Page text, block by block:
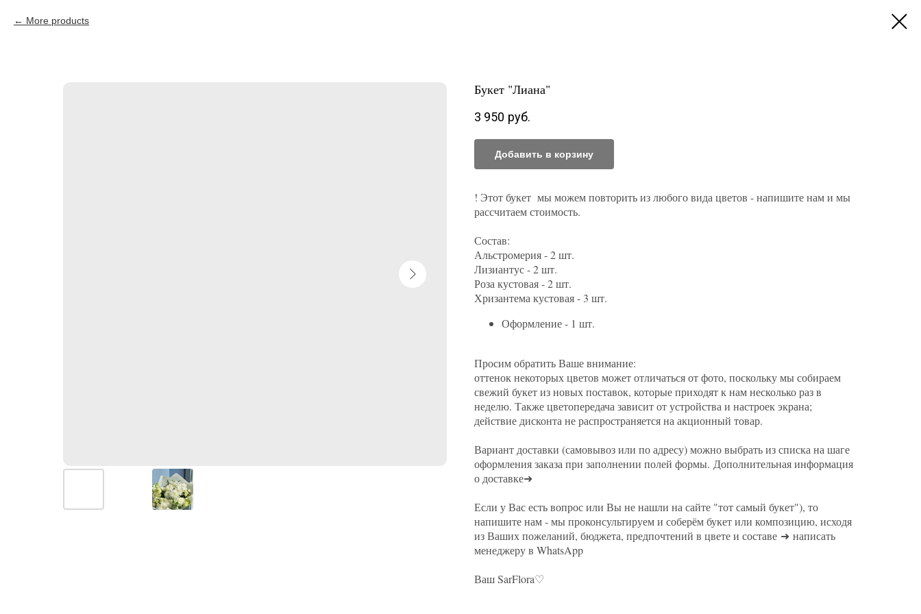
More products
Букет "Лиана"
3 950 руб.
Добавить в корзину
! Этот букет мы можем повторить из любого вида цветов - напишите нам и мы
рассчитаем стоимость.
Состав:
Альстромерия - 2 шт.
Лизиантус - 2 шт.
Роза кустовая - 2 шт.
Хризантема кустовая - 3 шт.
Оформление - 1 шт.
Просим обратить Ваше внимание:
оттенок некоторых цветов может отличаться от фото, поскольку мы собираем
свежий букет из новых поставок, которые приходят к нам несколько раз в
неделю. Также цветопередача зависит от устройства и настроек экрана;
действие дисконта не распространяется на акционный товар.
Вариант доставки (самовывоз или по адресу) можно выбрать из списка на шаге
оформления заказа при заполнении полей формы. Дополнительная информация
о доставке➜
Если у Вас есть вопрос или Вы не нашли на сайте "тот самый букет"), то
напишите нам - мы проконсультируем и соберём букет или композицию, исходя
из Ваших пожеланий, бюджета, предпочтений в цвете и составе ➜ написать
менеджеру в WhatsApp
Ваш SarFlora♡